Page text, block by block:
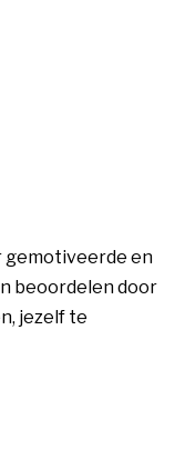
gemotiveerde en
beoordelen door
jezelf te